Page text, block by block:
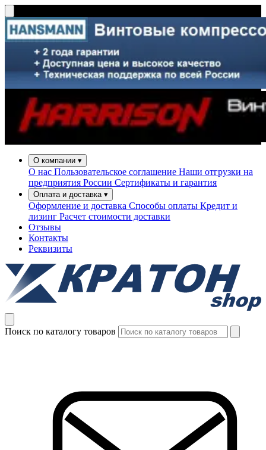
О компании ▾
О нас Пользовательское соглашение Наши отгрузки на
предприятия России Сертификаты и гарантия
Оплата и доставка ▾
Оформление и доставка Способы оплаты Кредит и
лизинг Расчет стоимости доставки
Отзывы
Контакты
Реквизиты
Поиск по каталогу товаров